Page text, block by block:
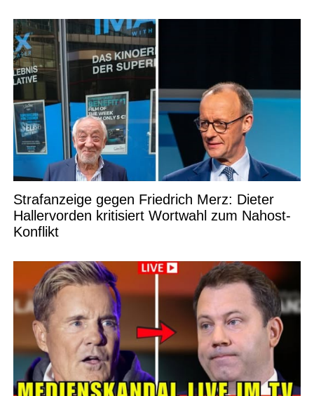
Strafanzeige gegen Friedrich Merz: Dieter
Hallervorden kritisiert Wortwahl zum Nahost-
Konflikt